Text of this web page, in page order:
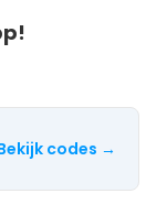
codes →